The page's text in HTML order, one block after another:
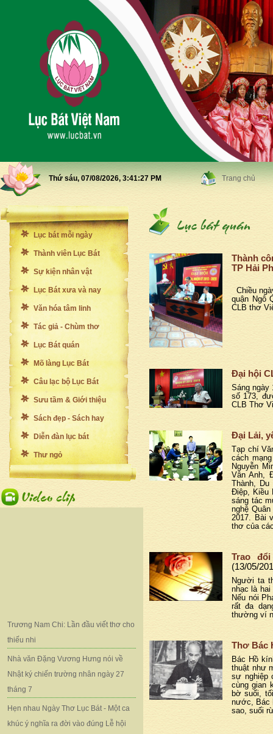
Thứ sáu, 07/08/2026, 3:41:29 PM Trang chủ
Lục bát mỗi ngày
Thành viên Lục Bát
Sự kiện nhân vật
Lục Bát xưa và nay
Văn hóa tâm linh
Tác giả - Chùm thơ
Lục Bát quán
Mõ làng Lục Bát
Câu lạc bộ Lục Bát
Sưu tầm & Giới thiệu
Sách đẹp - Sách hay
Diễn đàn lục bát
Thư ngỏ
Trương Nam Chi: Lần đầu viết thơ cho
thiếu nhi
Nhà văn Đặng Vương Hưng nói về
Nhật ký chiến trường nhân ngày 27
tháng 7
Hẹn nhau Ngày Thơ Lục Bát - Một ca
khúc ý nghĩa ra đời vào đúng Lễ hội
Thành
TP Hải
Chiều
quận Ngô
CLB thơ
Đại hội
Sáng ngày
số 173,
CLB Thơ
Đại Lải,
Tạp chí
cách
Nguyễn
Vân Anh,
Thành,
Điệp, Kiều
sáng tác
nghệ
2017. Bài
thơ của
Trao
(13/05/
Người ta
nhạc là
Nếu nói
rất đa
thường ví
Thơ Bác
Bác Hồ
thuật như
sự nghiệp
cùng gian
bờ suối,
nước, Bác
sao, suối